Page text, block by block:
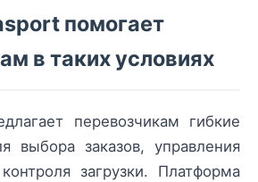
помогает
в таких условиях
перевозчикам гибкие
выбора заказов, управления
загрузки. Платформа